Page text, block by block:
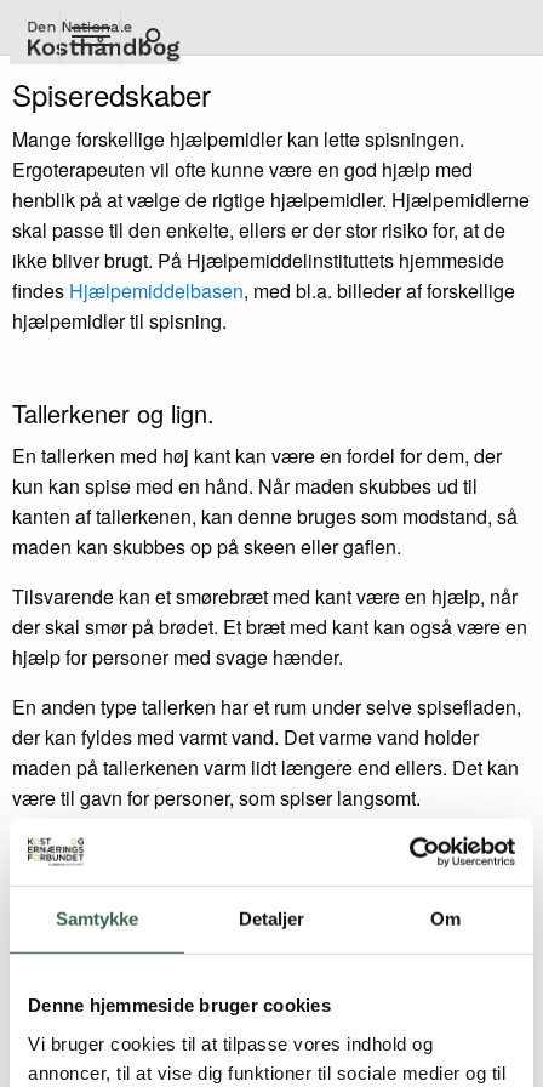
Samtykke Detaljer Om
Denne hjemmeside bruger cookies
Vi bruger cookies til at tilpasse vores indhold og
annoncer, til at vise dig funktioner til sociale medier og til
hovedindhold
Spiseredskaber
Mange forskellige hjælpemidler kan lette spisningen.
Ergoterapeuten vil ofte kunne være en god hjælp med
henblik på at vælge de rigtige hjælpemidler. Hjælpemidlerne
skal passe til den enkelte, ellers er der stor risiko for, at de
ikke bliver brugt. På Hjælpemiddelinstituttets hjemmeside
findes Hjælpemiddelbasen, med bl.a. billeder af forskellige
hjælpemidler til spisning.
Tallerkener og lign.
En tallerken med høj kant kan være en fordel for dem, der
kun kan spise med en hånd. Når maden skubbes ud til
kanten af tallerkenen, kan denne bruges som modstand, så
maden kan skubbes op på skeen eller gaflen.
Tilsvarende kan et smørebræt med kant være en hjælp, når
der skal smør på brødet. Et bræt med kant kan også være en
hjælp for personer med svage hænder.
En anden type tallerken har et rum under selve spisefladen,
der kan fyldes med varmt vand. Det varme vand holder
maden på tallerkenen varm lidt længere end ellers. Det kan
være til gavn for personer, som spiser langsomt.
Bestik
Hvis der er problemer med hænder, der ryster, når der skal
spises, så kan tungt bestik hjælpe. Det forudsætter dog gode
kræfter i hænder og arme. Personer med svage hænder eller
arme bør i stedet bruge let bestik med et tykkere greb end
normalt. Grebene kan også gøres større ved at skære gummi